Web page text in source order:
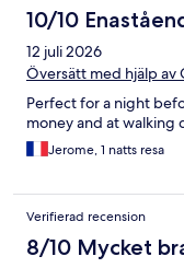
10/10
12 juli 2026
Översätt med hjälp av
Perfect for a night
money and at walking
Jerome, 1 natts resa
Verifierad recension
8/10 Mycket